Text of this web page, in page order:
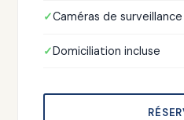
Caméras de surveillance
Domiciliation incluse